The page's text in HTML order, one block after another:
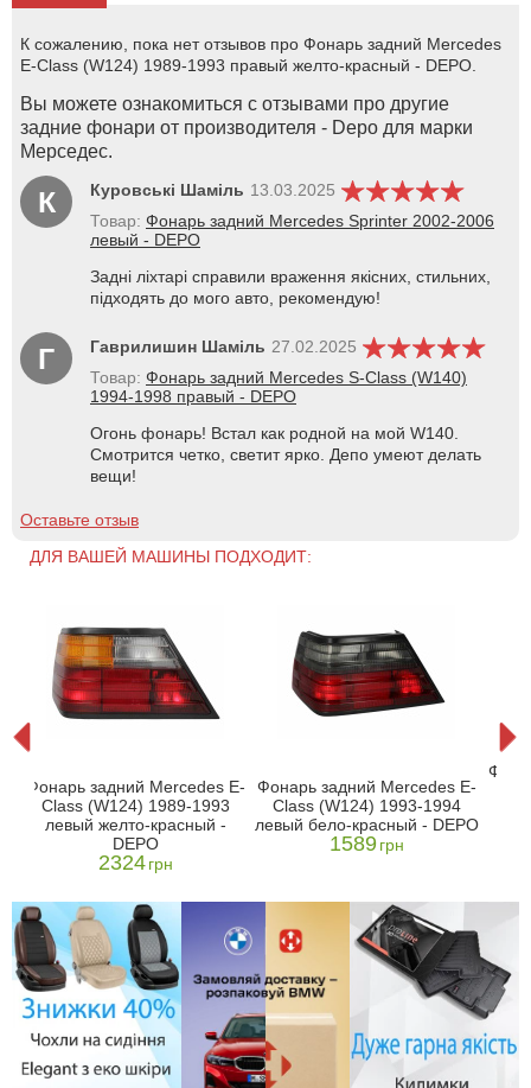
К сожалению, пока нет отзывов про Фонарь задний Mercedes
E-Class (W124) 1989-1993 правый желто-красный - DEPO.
Вы можете ознакомиться с отзывами про другие
задние фонари от производителя - Depo для марки
Мерседес.
К Куровські Шаміль 13.03.2025
Товар: Фонарь задний Mercedes Sprinter 2002-2006
левый - DEPO
Задні ліхтарі справили враження якісних, стильних,
підходять до мого авто, рекомендую!
Г Гаврилишин Шаміль 27.02.2025
Товар: Фонарь задний Mercedes S-Class (W140)
1994-1998 правый - DEPO
Огонь фонарь! Встал как родной на мой W140.
Смотрится четко, светит ярко. Депо умеют делать
вещи!
Оставьте отзыв
ДЛЯ ВАШЕЙ МАШИНЫ ПОДХОДИТ:
Фонарь задний Mercedes E-
Class (W124) 1989-1993
левый желто-красный -
DEPO
2324 грн
Фонарь задний Mercedes E-
Class (W124) 1993-1994
левый бело-красный - DEPO
1589 грн